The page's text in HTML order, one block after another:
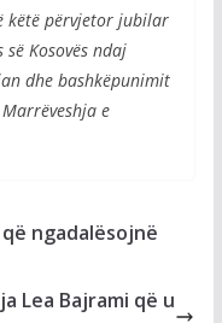
këtë përvjetor jubilar
Kosovës ndaj
dhe bashkëpunimit
e
ngadalësojnë
Lea Bajrami që u